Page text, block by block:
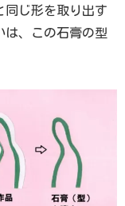
同じ形を取り出す
は、この石膏の型